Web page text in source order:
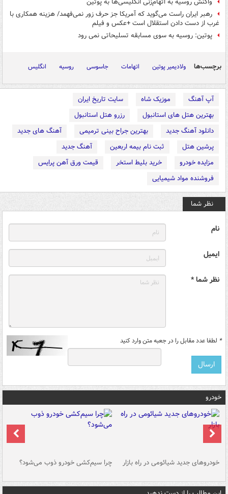
واکنش روسیه به اتهام‌زنی انگلیسی‌ها به پوتین
رهبر ایران راست می‌گوید که آمریکا جز حرف زور نمی‌فهمد/ هزینه همکاری با
غرب از دست دادن استقلال است +عکس و فیلم
پوتین: روسیه به سوی مسابقه تسلیحاتی نمی رود
برچسب‌ها ولادیمیر پوتین اتهامات جاسوسی روسیه انگلیس
آپ آهنگ موزیک شاه
سایت تاریخ ایران
بهترین هتل های استانبول
رزرو هتل استانبول
دانلود آهنگ جدید
بهترین جراح بینی ترمیمی
آهنگ های جدید
پرشین هتل
ثبت نام بیمه اربعین
آهنگ جدید
مزایده خودرو
خرید بلیط استخر
قیمت ورق آهن پرایس
فروشنده مواد شیمیایی
نظر شما
نام
ایمیل
نظر شما *
* لطفا عدد مقابل را در جعبه متن وارد کنید
خودرو
خودروهای جدید شیائومی در راه بازار چرا سیم‌کشی خودرو ذوب می‌شود؟